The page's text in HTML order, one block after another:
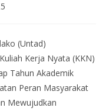
(Untad)
Kerja Nyata (KKN)
Tahun Akademik
Peran Masyarakat
Mewujudkan